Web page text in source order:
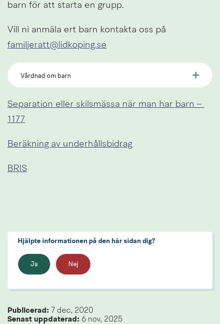
barn för att starta en grupp.
familjeratt@lidkoping.se
Vårdnad om barn
Separation eller skilsmässa när man har barn –
1177
Beräkning av underhållsbidrag
BRIS
Hjälpte informationen på den här sidan dig?
Ja Nej
Publicerad: 7 dec, 2020
Senast uppdaterad: 6 nov, 2025